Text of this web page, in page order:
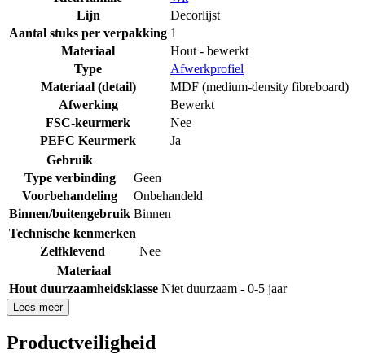
Lijn
Decorlijst
Aantal stuks per verpakking 1
Materiaal
Hout - bewerkt
Type
Afwerkprofiel
Materiaal (detail)
MDF (medium-density fibreboard)
Afwerking
Bewerkt
FSC-keurmerk
Nee
PEFC Keurmerk
Ja
Gebruik
Type verbinding
Geen
Voorbehandeling
Onbehandeld
Binnen/buitengebruik Binnen
Technische kenmerken
Zelfklevend
Nee
Materiaal
Hout duurzaamheidsklasse Niet duurzaam - 0-5 jaar
Lees meer
Productveiligheid